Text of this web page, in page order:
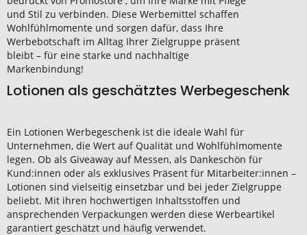
und Stil zu verbinden. Diese Werbemittel schaffen
Wohlfühlmomente und sorgen dafür, dass Ihre
Werbebotschaft im Alltag Ihrer Zielgruppe präsent
bleibt – für eine starke und nachhaltige
Markenbindung!
Lotionen als geschätztes Werbegeschenk
Ein Lotionen Werbegeschenk ist die ideale Wahl für
Unternehmen, die Wert auf Qualität und Wohlfühlmomente
legen. Ob als Giveaway auf Messen, als Dankeschön für
Kund:innen oder als exklusives Präsent für Mitarbeiter:innen –
Lotionen sind vielseitig einsetzbar und bei jeder Zielgruppe
beliebt. Mit ihren hochwertigen Inhaltsstoffen und
ansprechenden Verpackungen werden diese Werbeartikel
garantiert geschätzt und häufig verwendet.